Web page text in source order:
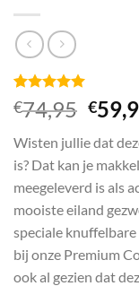
Gewaardeerd
5op 5
op
3
klant
waarderingen
€74,95
prijs
was:
€
Wisten jullie dat
is? Dat kan je
meegeleverd is als
mooiste eiland
speciale
bij onze Premium
ook al gezien dat